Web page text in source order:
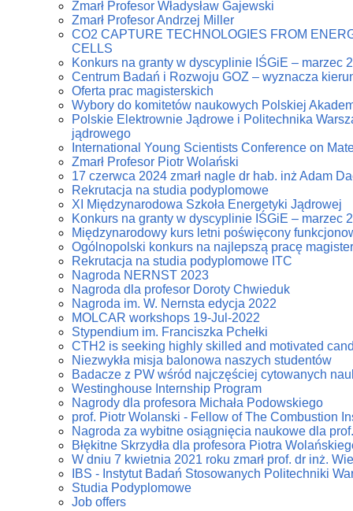
Zmarł Profesor Władysław Gajewski
Zmarł Profesor Andrzej Miller
CO2 CAPTURE TECHNOLOGIES FROM
CELLS
Konkurs na granty w dyscyplinie IŚGiE – marzec
Centrum Badań i Rozwoju GOZ – wyznacza
Oferta prac magisterskich
Wybory do komitetów naukowych Polskiej
Polskie Elektrownie Jądrowe i Politechnika
jądrowego
International Young Scientists Conference on
Zmarł Profesor Piotr Wolański
17 czerwca 2024 zmarł nagle dr hab. inż Adam
Rekrutacja na studia podyplomowe
XI Międzynarodowa Szkoła Energetyki Jądrowej
Konkurs na granty w dyscyplinie IŚGiE – marzec
Międzynarodowy kurs letni poświęcony
Ogólnopolski konkurs na najlepszą pracę
Rekrutacja na studia podyplomowe ITC
Nagroda NERNST 2023
Nagroda dla profesor Doroty Chwieduk
Nagroda im. W. Nernsta edycja 2022
MOLCAR workshops 19-Jul-2022
Stypendium im. Franciszka Pchełki
CTH2 is seeking highly skilled and motivated
Niezwykła misja balonowa naszych studentów
Badacze z PW wśród najczęściej cytowanych
Westinghouse Internship Program
Nagrody dla profesora Michała Podowskiego
prof. Piotr Wolanski - Fellow of The Combustion
Nagroda za wybitne osiągnięcia naukowe dla
Błękitne Skrzydła dla profesora Piotra
W dniu 7 kwietnia 2021 roku zmarł prof. dr inż.
IBS - Instytut Badań Stosowanych Politechniki
Studia Podyplomowe
Job offers